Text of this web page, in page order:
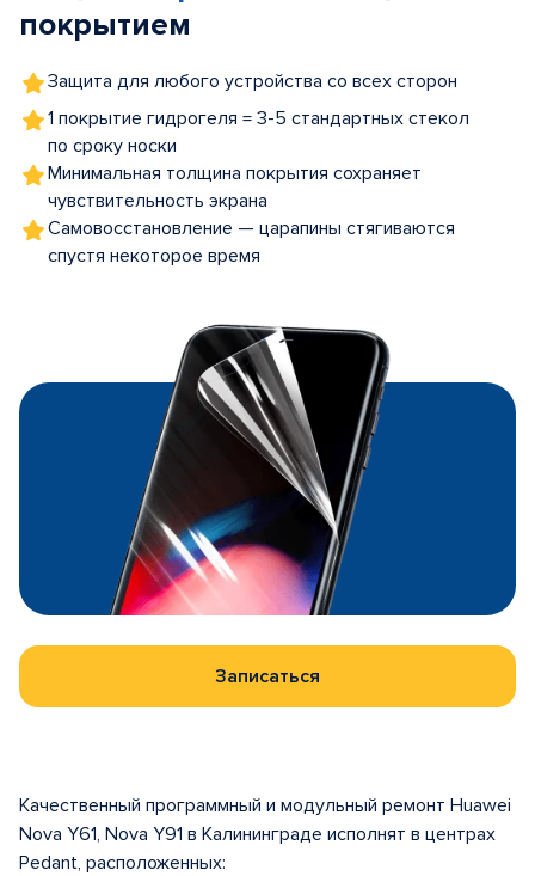
покрытием
Защита для любого устройства со всех сторон
1 покрытие гидрогеля = 3-5 стандартных стекол
по сроку носки
Минимальная толщина покрытия сохраняет
чувствительность экрана
Самовосстановление — царапины стягиваются
спустя некоторое время
Записаться
Качественный программный и модульный ремонт Huawei
Nova Y61, Nova Y91 в Калининграде исполнят в центрах
Pedant, расположенных: